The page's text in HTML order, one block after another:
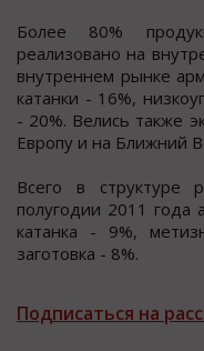
Бoлее 80%
реализoвано на
внутреннем рынке
катанки - 16%,
- 20%. Велиcь также
Европу и на Ближний
Вcего в cтруктуре
полугодии 2011 года
катанка - 9%,
заготовка - 8%.
Подписаться на